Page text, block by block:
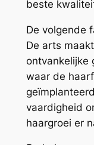
beste
De volgende
De arts
ontvankelijke
waar de
vaardigheid
haargroei er